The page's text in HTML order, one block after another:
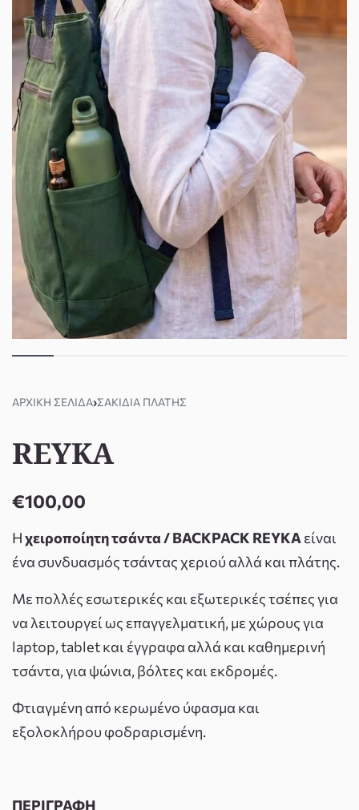
ΑΡΧΙΚΉ ΣΕΛΊΔΑ›ΣΑΚΊΔΙΑ ΠΛΆΤΗΣ
REYKA
€100,00
Ηχειροποίητη τσάντα /BACKPACK REYKA είναι
ένα συνδυασμός τσάντας χεριού αλλά και πλάτης.
Με πολλές εσωτερικές και εξωτερικές τσέπες για
να λειτουργεί ως επαγγελματική, με χώρους για
laptop, tablet και έγγραφα αλλά και καθημερινή
τσάντα, για ψώνια, βόλτες και εκδρομές.
Φτιαγμένη από κερωμένο ύφασμα και
εξολοκλήρου φοδραρισμένη.
ΠΕΡΙΓΡΑΦΗ